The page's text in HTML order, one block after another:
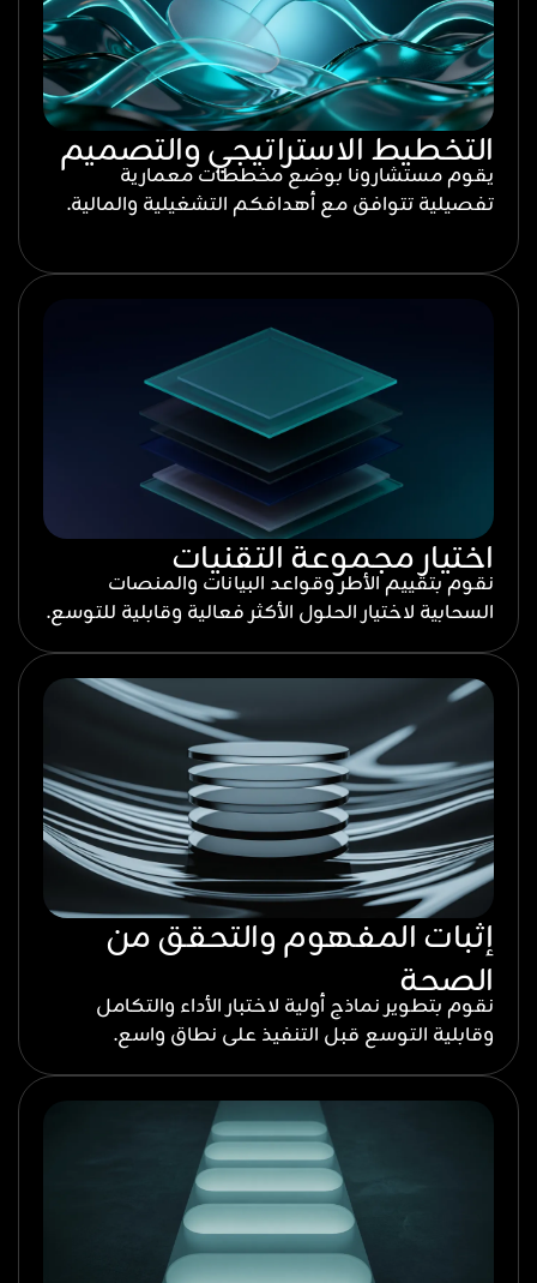
التخطيط الاستراتيجي والتصميم
يقوم مستشارونا بوضع مخططات معمارية
تفصيلية تتوافق مع أهدافكم التشغيلية والمالية.
اختيار مجموعة التقنيات
نقوم بتقييم الأطر وقواعد البيانات والمنصات
السحابية لاختيار الحلول الأكثر فعالية وقابلية للتوسع.
إثبات المفهوم والتحقق من
الصحة
نقوم بتطوير نماذج أولية لاختبار الأداء والتكامل
وقابلية التوسع قبل التنفيذ على نطاق واسع.